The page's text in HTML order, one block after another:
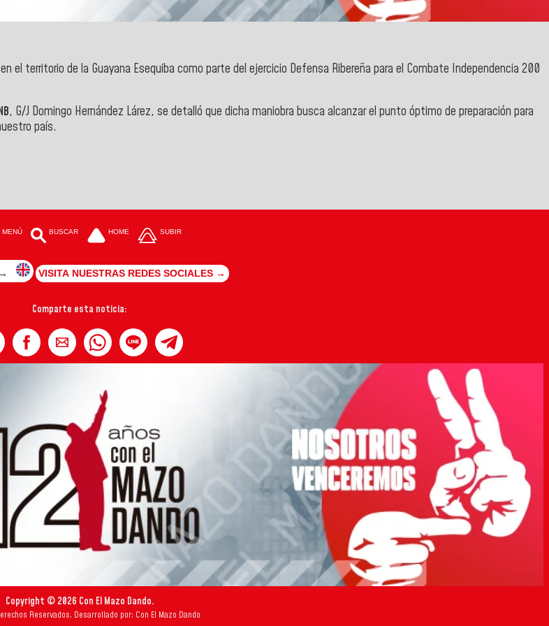
el territorio de la Guayana Esequiba como parte del ejercicio Defensa Ribereña para el Combate Independencia 200
, G/J Domingo Hernández Lárez, se detalló que dicha maniobra busca alcanzar el punto óptimo de preparación para
país.
MENÚ BUSCAR HOME SUBIR
VISITA NUESTRAS REDES SOCIALES →
Comparte esta noticia:
Copyright © 2026 Con El Mazo Dando.
Reservados. Desarrollado por: Con El Mazo Dando